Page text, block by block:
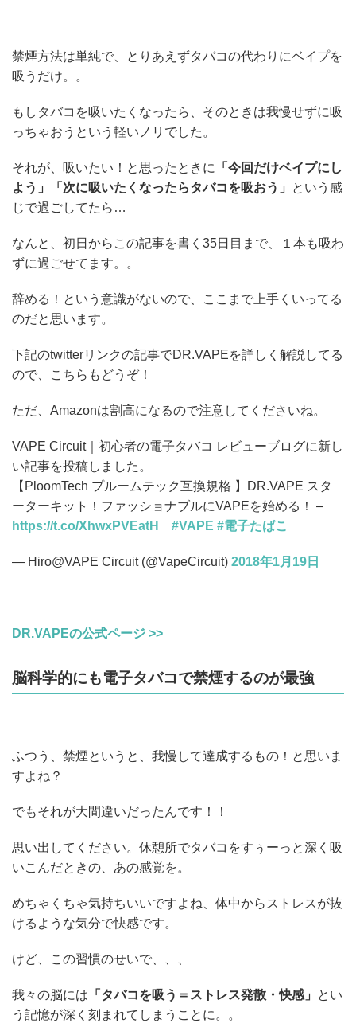
禁煙方法は単純で、とりあえずタバコの代わりにベイプを
吸うだけ。。
もしタバコを吸いたくなったら、そのときは我慢せずに吸
っちゃおうという軽いノリでした。
それが、吸いたい！と思ったときに
「今回だけベイプにし
よう」「次に吸いたくなったらタバコを吸おう」
という感
じで過ごしてたら…
なんと、初日からこの記事を書く35日目まで、１本も吸わ
ずに過ごせてます。。
辞める！という意識がないので、ここまで上手くいってる
のだと思います。
下記のtwitterリンクの記事でDR.VAPEを詳しく解説してる
ので、こちらもどうぞ！
ただ、Amazonは割高になるので注意してくださいね。
VAPE Circuit｜初心者の電子タバコ レビューブログに新し
い記事を投稿しました。
【PloomTech プルームテック互換規格 】DR.VAPE スタ
ーターキット！ファッショナブルにVAPEを始める！ –
https://t.co/XhwxPVEatH
#VAPE #電子たばこ
— Hiro@VAPE Circuit (@VapeCircuit) 2018年1月19日
DR.VAPEの公式ページ >>
脳科学的にも電子タバコで禁煙するのが最強
ふつう、禁煙というと、我慢して達成するもの！と思いま
すよね？
でもそれが大間違いだったんです！！
思い出してください。休憩所でタバコをすぅーっと深く吸
いこんだときの、あの感覚を。
めちゃくちゃ気持ちいいですよね、体中からストレスが抜
けるような気分で快感です。
けど、この習慣のせいで、、、
我々の脳には 「タバコを吸う＝ストレス発散・快感」
とい
う記憶が深く刻まれてしまうことに。。